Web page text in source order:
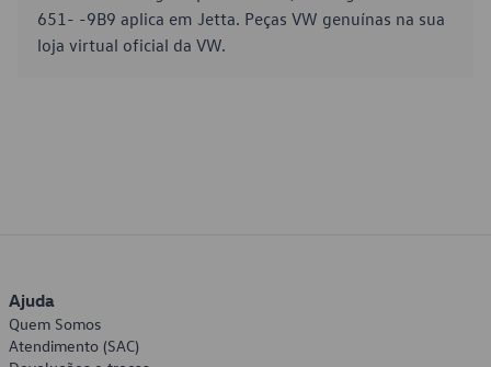
651- -9B9 aplica em Jetta. Peças VW genuínas na sua
loja virtual oficial da VW.
Ajuda
Quem Somos
Atendimento (SAC)